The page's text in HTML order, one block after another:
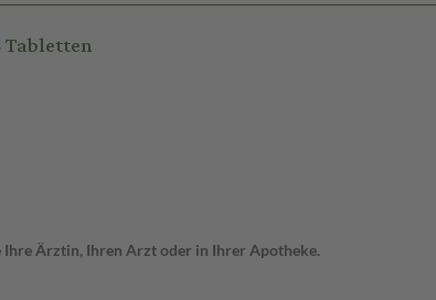
Ihre Ärztin, Ihren Arzt oder in Ihrer Apotheke.